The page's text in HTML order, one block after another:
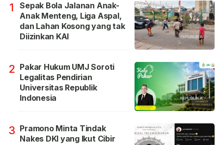
1
Sepak Bola Jalanan Anak-
Anak Menteng, Liga Aspal,
dan Lahan Kosong yang tak
Diizinkan KAI
2 Pakar Hukum UMJ Soroti
Legalitas Pendirian
Universitas Republik
Indonesia
3 Pramono Minta Tindak
Nakes DKI yang Ikut Cibir